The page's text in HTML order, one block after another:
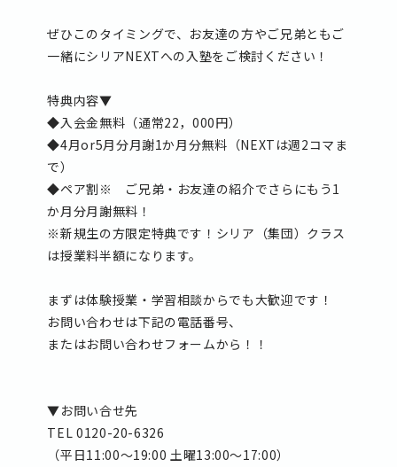
ぜひこのタイミングで、お友達の方やご兄弟ともご
一緒にシリアNEXTへの入塾をご検討ください！
特典内容▼
◆入会金無料（通常22，000円）
◆4月or5月分月謝1か月分無料（NEXTは週2コマま
で）
◆ペア割※ ご兄弟・お友達の紹介でさらにもう1
か月分月謝無料！
※新規生の方限定特典です！シリア（集団）クラス
は授業料半額になります。
まずは体験授業・学習相談からでも大歓迎です！
お問い合わせは下記の電話番号、
またはお問い合わせフォームから！！
▼お問い合せ先
TEL 0120-20-6326
（平日11:00〜19:00 土曜13:00〜17:00）